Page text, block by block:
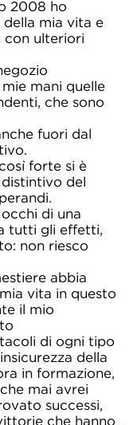
2008 ho
della mia vita e
con ulteriori
mani quelle
che sono
fuori dal
forte si è
del
di una
tutti gli effetti,
non riesco
abbia
vita in questo
il mio
di ogni tipo
della
in formazione,
mai avrei
successi,
che hanno